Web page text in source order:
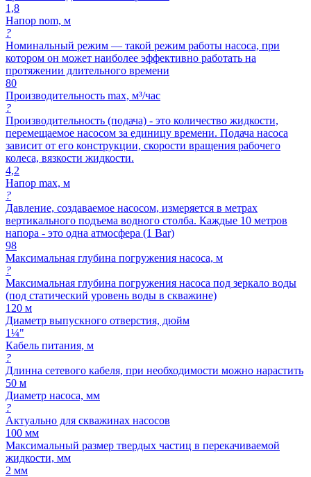
1,8
Напор nom, м
?
Номинальный режим — такой режим работы насоса, при
котором он может наиболее эффективно работать на
протяжении длительного времени
80
Производительность max, м³/час
?
Производительность (подача) - это количество жидкости,
перемещаемое насосом за единицу времени. Подача насоса
зависит от его конструкции, скорости вращения рабочего
колеса, вязкости жидкости.
4,2
Напор max, м
?
Давление, создаваемое насосом, измеряется в метрах
вертикального подъема водного столба. Каждые 10 метров
напора - это одна атмосфера (1 Bar)
98
Максимальная глубина погружения насоса, м
?
Максимальная глубина погружения насоса под зеркало воды
(под статический уровень воды в скважине)
120 м
Диаметр выпускного отверстия, дюйм
1¼"
Кабель питания, м
?
Длинна сетевого кабеля, при необходимости можно нарастить
50 м
Диаметр насоса, мм
?
Актуально для скважинах насосов
100 мм
Максимальный размер твердых частиц в перекачиваемой
жидкости, мм
2 мм